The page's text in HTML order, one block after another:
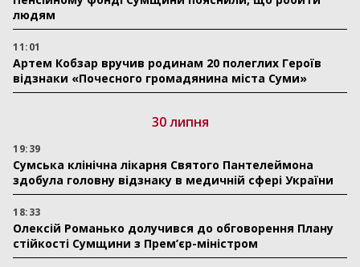
людям
11:01
Артем Кобзар вручив родинам 20 полеглих Героїв
відзнаки «Почесного громадянина міста Суми»
30 липня
19:39
Сумська клінічна лікарня Святого Пантелеймона
здобула головну відзнаку в медичній сфері України
18:33
Олексій Романько долучився до обговорення Плану
стійкості Сумщини з Прем’єр-міністром